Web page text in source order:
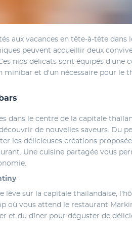
aux vacances en tête-à-tête dans
peuvent accueillir deux
nids délicats sont équipés d'une
minibar et d'un nécessaire pour le
dans le centre de la capitale
de nouvelles saveurs. Du
les délicieuses créations
Une cuisine partagée vous
lève sur la capitale thaïlandaise,
où vous attend le restaurant
et du dîner pour déguster de